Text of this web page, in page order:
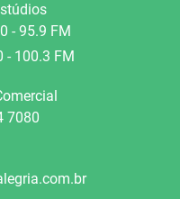
- 95.9 FM
- 100.3 FM
7080